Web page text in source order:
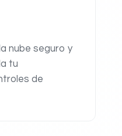
nube seguro y
tu
de